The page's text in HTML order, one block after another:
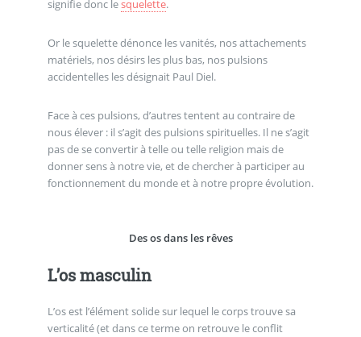
signifie donc lesquelette.
Or le squelette dénonce les vanités, nos attachements
matériels, nos désirs les plus bas, nos pulsions
accidentelles les désignait Paul Diel.
Face à ces pulsions, d’autres tentent au contraire de
nous élever : il s’agit des pulsions spirituelles. Il ne s’agit
pas de se convertir à telle ou telle religion mais de
donner sens à notre vie, et de chercher à participer au
fonctionnement du monde et à notre propre évolution.
Des os dans les rêves
L’os masculin
L’os est l’élément solide sur lequel le corps trouve sa
verticalité (et dans ce terme on retrouve le conflit